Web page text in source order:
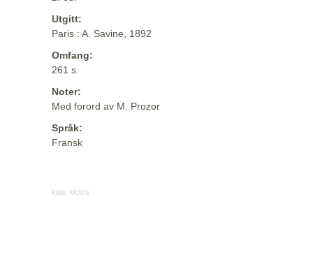
Utgitt:
Paris : A. Savine, 1892
Omfang:
261 s.
Noter:
Med forord av M. Prozor
Språk:
Fransk
Kilde: MODS